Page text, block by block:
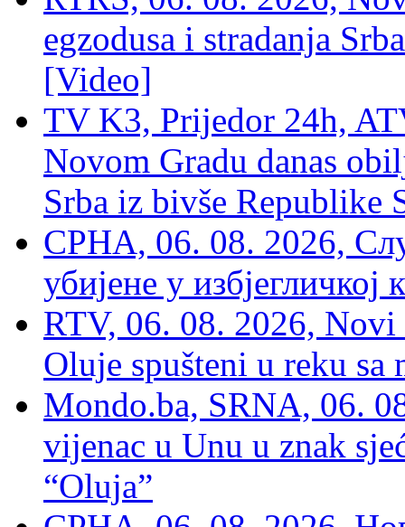
egzodusa i stradanja
[Video]
TV K3, Prijedor 24h,
Novom Gradu danas
Srba iz bivše Republike
СРНА, 06. 08. 2026,
убијене у избјегличкој
RTV, 06. 08. 2026, Novi
Oluje spušteni u reku sa
Mondo.ba, SRNA, 06.
vijenac u Unu u znak
“Oluja”